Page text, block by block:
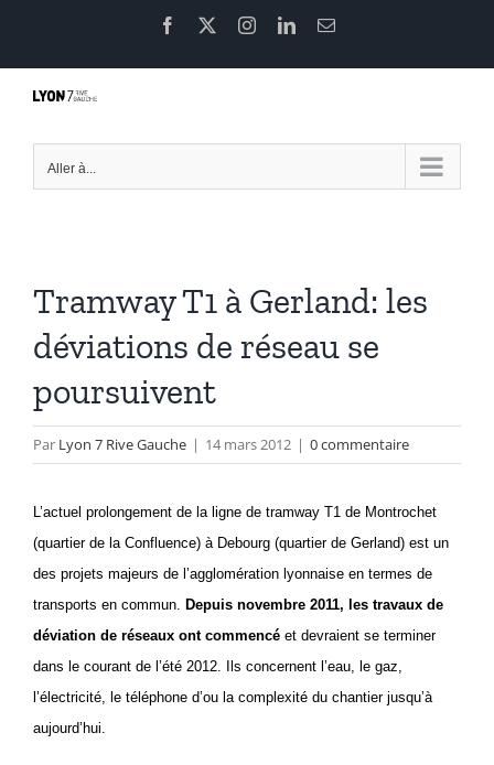
contenu
Facebook InstagramLinkedInEmail
Aller à...
Tramway T1 à Gerland: les
déviations de réseau se
poursuivent
Par Lyon 7 Rive Gauche | 14 mars 2012 | 0 commentaire
L’actuel prolongement de la ligne de tramway T1 de Montrochet
(quartier de la Confluence) à Debourg (quartier de Gerland) est un
des projets majeurs de l’agglomération lyonnaise en termes de
transports en commun. Depuis novembre 2011, les travaux de
déviation de réseaux ont commencé et devraient se terminer
dans le courant de l’été 2012. Ils concernent l’eau, le gaz,
l’électricité, le téléphone d’ou la complexité du chantier jusqu’à
aujourd’hui.